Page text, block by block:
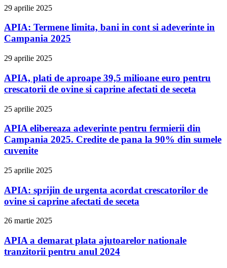
29 aprilie 2025
APIA: Termene limita, bani in cont si adeverinte in
Campania 2025
29 aprilie 2025
APIA, plati de aproape 39,5 milioane euro pentru
crescatorii de ovine si caprine afectati de seceta
25 aprilie 2025
APIA elibereaza adeverinte pentru fermierii din
Campania 2025. Credite de pana la 90% din sumele
cuvenite
25 aprilie 2025
APIA: sprijin de urgenta acordat crescatorilor de
ovine si caprine afectati de seceta
26 martie 2025
APIA a demarat plata ajutoarelor nationale
tranzitorii pentru anul 2024